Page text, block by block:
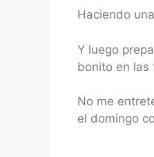
Haciendo
Y luego
bonito en las
No me
el domingo